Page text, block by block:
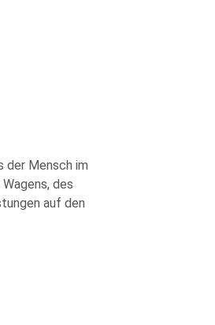
der Mensch im
des
auf den